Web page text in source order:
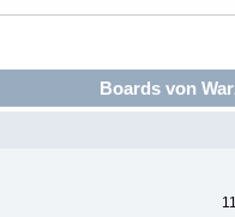
Boards von